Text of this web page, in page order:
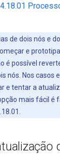
4.18.01
de dois nós e
e
é possível
nós. Nos casos
e tentar a
mais fácil é